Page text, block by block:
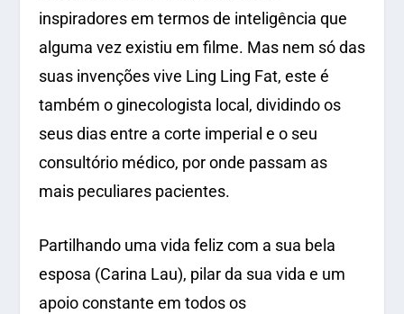
inspiradores em termos de inteligência que
alguma vez existiu em filme. Mas nem só das
suas invenções vive Ling Ling Fat, este é
também o ginecologista local, dividindo os
seus dias entre a corte imperial e o seu
consultório médico, por onde passam as
mais peculiares pacientes.
Partilhando uma vida feliz com a sua bela
esposa (Carina Lau), pilar da sua vida e um
apoio constante em todos os